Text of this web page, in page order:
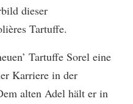
dieser
Tartuffe.
Tartuffe Sorel eine
Karriere in der
alten Adel hält er in